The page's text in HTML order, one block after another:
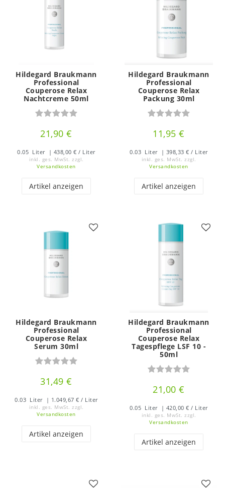
Hildegard Braukmann
Professional
Couperose Relax
Nachtcreme 50ml
21,90 €
0.05 Liter | 438,00 € / Liter
inkl. ges. MwSt. zzgl.
Versandkosten
Artikel anzeigen
Hildegard Braukmann
Professional
Couperose Relax
Packung 30ml
11,95 €
0.03 Liter | 398,33 € / Liter
inkl. ges. MwSt. zzgl.
Versandkosten
Artikel anzeigen
Hildegard Braukmann
Professional
Couperose Relax
Serum 30ml
31,49 €
0.03 Liter | 1.049,67 € / Liter
inkl. ges. MwSt. zzgl.
Versandkosten
Artikel anzeigen
Hildegard Braukmann
Professional
Couperose Relax
Tagespflege LSF 10 -
50ml
21,00 €
0.05 Liter | 420,00 € / Liter
inkl. ges. MwSt. zzgl.
Versandkosten
Artikel anzeigen